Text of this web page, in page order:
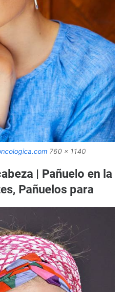
760 x 1140
| Pañuelo en la
Pañuelos para